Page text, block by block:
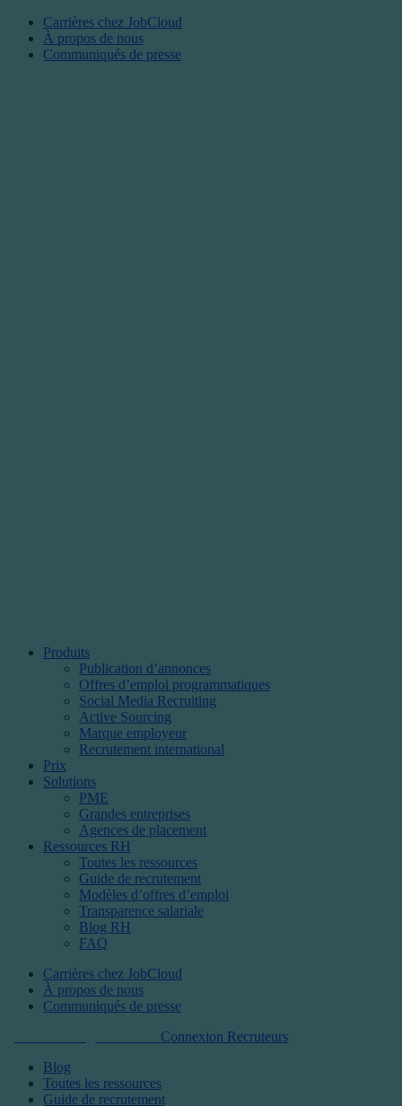
Carrières chez JobCloud​
À propos de nous
Communiqués de presse
Produits
Publication d’annonces
Offres d’emploi programmatiques
Social Media Recruiting
Active Sourcing
Marque employeur
Recrutement international
Prix
Solutions
PME
Grandes entreprises
Agences de placement
Ressources RH
Toutes les ressources
Guide de recrutement
Modèles d’offres d’emploi
Transparence salariale
Blog RH
FAQ
Carrières chez JobCloud​
À propos de nous
Communiqués de presse
Connexion Recruteurs
Blog
Toutes les ressources
Guide de recrutement